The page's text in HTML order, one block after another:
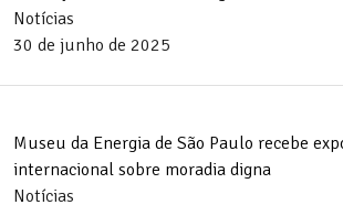
Notícias
30 de junho de 2025
Museu da Energia de São Paulo recebe
internacional sobre moradia digna
Notícias